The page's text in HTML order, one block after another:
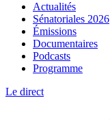
Actualités
Sénatoriales 2026
Émissions
Documentaires
Podcasts
Programme
Le direct